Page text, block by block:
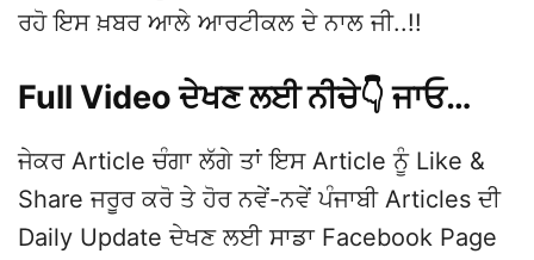
ਰਹੋ ਇਸ ਖ਼ਬਰ ਆਲੇ ਆਰਟੀਕਲ ਦੇ ਨਾਲ ਜੀ..!!
Full Video ਦੇਖਣ ਲਈ ਨੀਚੇ👇 ਜਾਓ…
ਜੇਕਰ Article ਚੰਗਾ ਲੱਗੇ ਤਾਂ ਇਸ Article ਨੂੰ Like &
Share ਜਰੂਰ ਕਰੋ ਤੇ ਹੋਰ ਨਵੇਂ-ਨਵੇਂ ਪੰਜਾਬੀ Articles ਦੀ
Daily Update ਦੇਖਣ ਲਈ ਸਾਡਾ Facebook Page